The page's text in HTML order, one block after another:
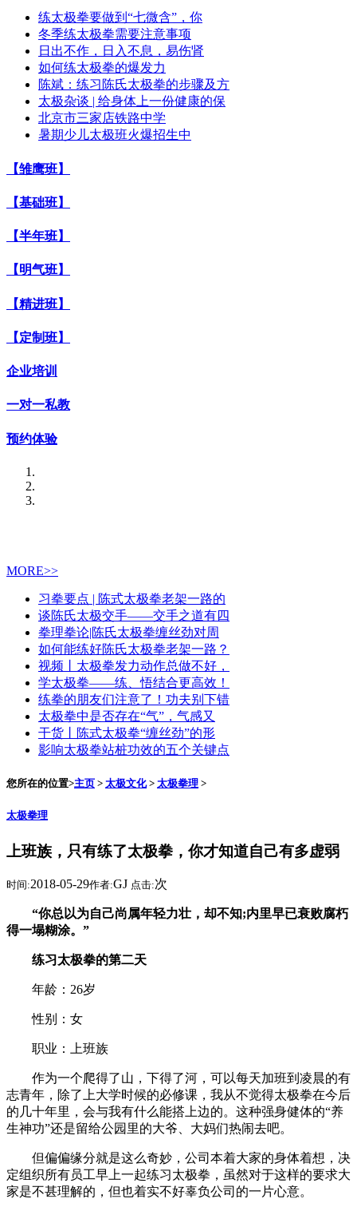
练太极拳要做到“七微含”，你
冬季练太极拳需要注意事项
日出不作，日入不息，易伤肾
如何练太极拳的爆发力
陈斌：练习陈氏太极拳的步骤及方
太极杂谈 | 给身体上一份健康的保
北京市三家店铁路中学
暑期少儿太极班火爆招生中
【雏鹰班】
【基础班】
【半年班】
【明气班】
【精进班】
【定制班】
企业培训
一对一私教
预约体验
MORE>>
习拳要点 | 陈式太极拳老架一路的
谈陈氏太极交手——交手之道有四
拳理拳论|陈氏太极拳缠丝劲对周
如何能练好陈氏太极拳老架一路？
视频丨太极拳发力动作总做不好，
学太极拳——练、悟结合更高效！
练拳的朋友们注意了！功夫别下错
太极拳中是否存在“气”，气感又
干货丨陈式太极拳“缠丝劲”的形
影响太极拳站桩功效的五个关键点
您所在的位置>主页 > 太极文化> 太极拳理 >
太极拳理
上班族，只有练了太极拳，你才知道自己有多虚弱
时间:2018-05-29作者:GJ 点击:次
“你总以为自己尚属年轻力壮，却不知;内里早已衰败腐朽
得一塌糊涂。”
练习太极拳的第二天
年龄：26岁
性别：女
职业：上班族
作为一个爬得了山，下得了河，可以每天加班到凌晨的有
志青年，除了上大学时候的必修课，我从不觉得太极拳在今后
的几十年里，会与我有什么能搭上边的。这种强身健体的“养
生神功”还是留给公园里的大爷、大妈们热闹去吧。
但偏偏缘分就是这么奇妙，公司本着大家的身体着想，决
定组织所有员工早上一起练习太极拳，虽然对于这样的要求大
家是不甚理解的，但也着实不好辜负公司的一片心意。